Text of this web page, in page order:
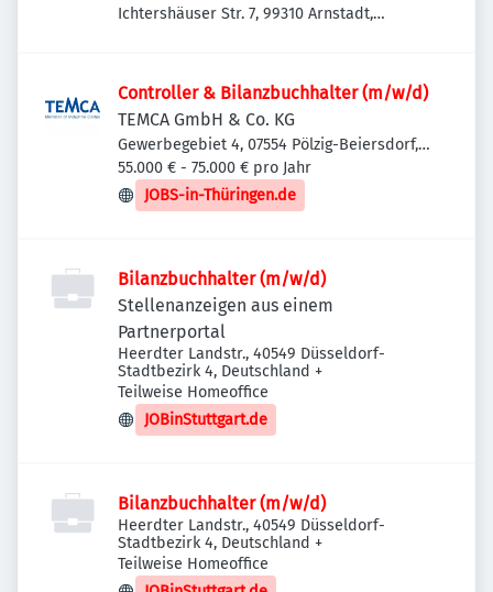
Ichtershäuser Str. 7, 99310 Arnstadt,
Controller & Bilanzbuchhalter (m/w/d)
TEMCA GmbH & Co. KG
Gewerbegebiet 4, 07554 Pölzig-Beiersdorf,
Deutschland
55.000 € - 75.000 € pro Jahr
JOBS-in-Thüringen.de
Bilanzbuchhalter (m/w/d)
Stellenanzeigen aus einem
Partnerportal
Heerdter Landstr., 40549 Düsseldorf-
Stadtbezirk 4, Deutschland +
Teilweise Homeoffice
JOBinStuttgart.de
Bilanzbuchhalter (m/w/d)
Heerdter Landstr., 40549 Düsseldorf-
Stadtbezirk 4, Deutschland +
Teilweise Homeoffice